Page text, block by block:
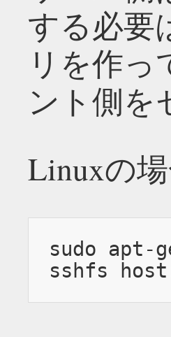
する必要
リを作
ント側を
Linuxの
sudo apt -
sshfs host